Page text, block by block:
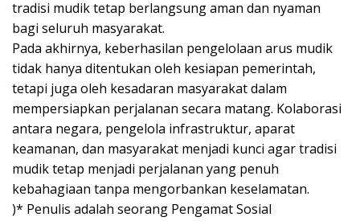
tradisi mudik tetap berlangsung aman dan nyaman
bagi seluruh masyarakat.
Pada akhirnya, keberhasilan pengelolaan arus mudik
tidak hanya ditentukan oleh kesiapan pemerintah,
tetapi juga oleh kesadaran masyarakat dalam
mempersiapkan perjalanan secara matang. Kolaborasi
antara negara, pengelola infrastruktur, aparat
keamanan, dan masyarakat menjadi kunci agar tradisi
mudik tetap menjadi perjalanan yang penuh
kebahagiaan tanpa mengorbankan keselamatan.
)* Penulis adalah seorang Pengamat Sosial